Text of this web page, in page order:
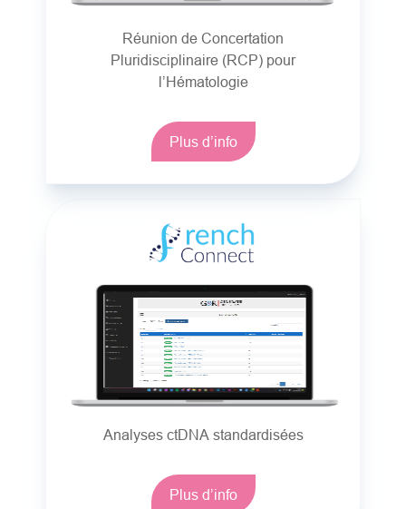
Réunion de Concertation
Pluridisciplinaire (RCP) pour
l’Hématologie
Plus d’info
Analyses ctDNA standardisées
Plus d’info